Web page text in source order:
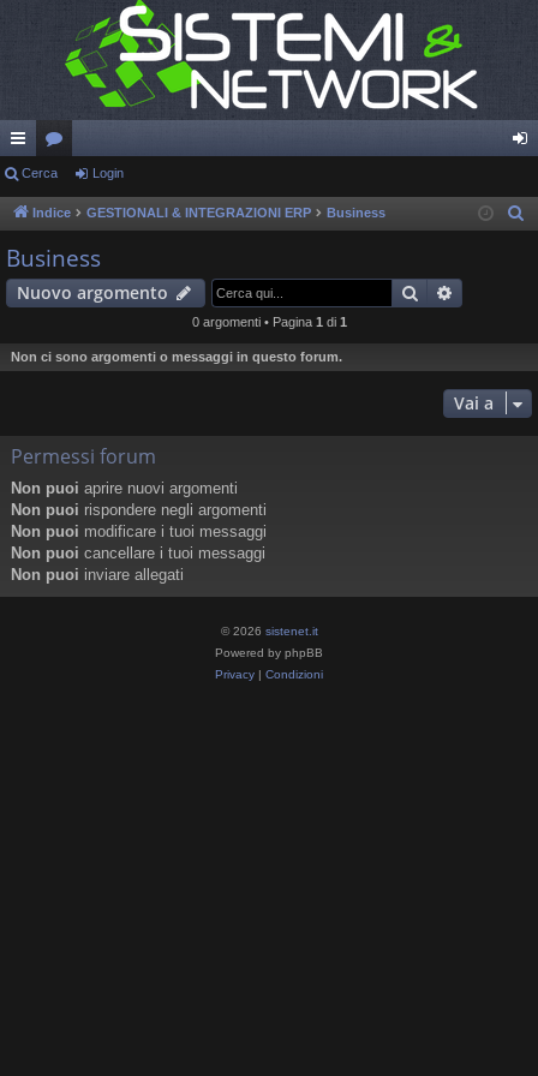
oll
eg
a
m
ti
idi
or
u
m
in
Cerca Login
Indice GESTIONALI & INTEGRAZIONI ERP Business
Business
Nuovo argomento Cerca
0 argomenti • Pagina 1 di 1
Non ci sono argomenti o messaggi in questo forum.
Vai a
Permessi forum
Non puoi aprire nuovi argomenti
Non puoi rispondere negli argomenti
Non puoi modificare i tuoi messaggi
Non puoi cancellare i tuoi messaggi
Non puoi inviare allegati
© 2026 sistenet.it
Powered by phpBB
Privacy | Condizioni